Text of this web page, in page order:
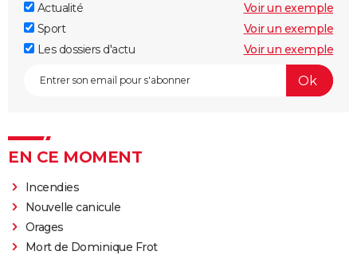
Actualité
Voir un exemple
Sport
Voir un exemple
Les dossiers d'actu
Voir un exemple
EN CE MOMENT
Incendies
Nouvelle canicule
Orages
Mort de Dominique Frot